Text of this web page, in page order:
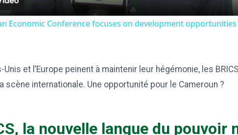
Economic Conference focuses on development
et l’Europe peinent à maintenir leur hégémonie, les
scène internationale. Une opportunité pour le Cameroun ?
la nouvelle langue du pouvoir